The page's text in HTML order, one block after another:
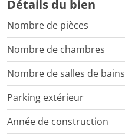
Détails du bien
Nombre de pièces
Nombre de chambres
Nombre de salles de bains
Parking extérieur
Année de construction